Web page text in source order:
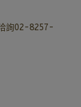
詢02-8257-